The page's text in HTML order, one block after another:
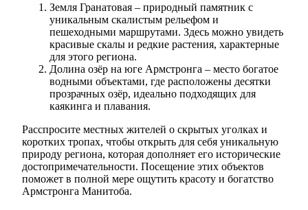
Земля Гранатовая – природный памятник с
уникальным скалистым рельефом и
пешеходными маршрутами. Здесь можно увидеть
красивые скалы и редкие растения, характерные
для этого региона.
Долина озёр на юге Армстронга – место богатое
водными объектами, где расположены десятки
прозрачных озёр, идеально подходящих для
каякинга и плавания.
Расспросите местных жителей о скрытых уголках и
коротких тропах, чтобы открыть для себя уникальную
природу региона, которая дополняет его исторические
достопримечательности. Посещение этих объектов
поможет в полной мере ощутить красоту и богатство
Армстронга Манитоба.